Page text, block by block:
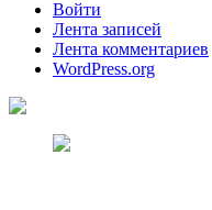
Войти
Лента записей
Лента комментариев
WordPress.org